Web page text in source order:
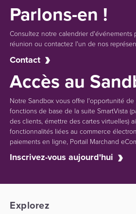
Parlons-en !
Consultez notre calendrier d'événements
réunion ou contactez l'un de nos
Contact
Accès au
Notre Sandbox vous offre l'opportunité
fonctions de base de la suite SmartVista
des clients, émettre des cartes virtuelles)
fonctionnalités liées au commerce
paiements en ligne, Portail Marchand
Inscrivez-vous aujourd'hui
Explorez